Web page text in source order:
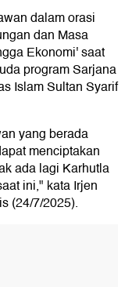
dalam orasi
dan Masa
Ekonomi' saat
program Sarjana
Islam Sultan Syarif
yang berada
menciptakan
ada lagi Karhutla
ini," kata Irjen
(24/7/2025).